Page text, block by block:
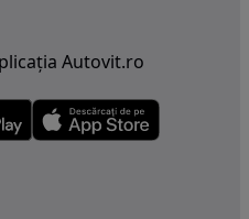
Autovit.ro